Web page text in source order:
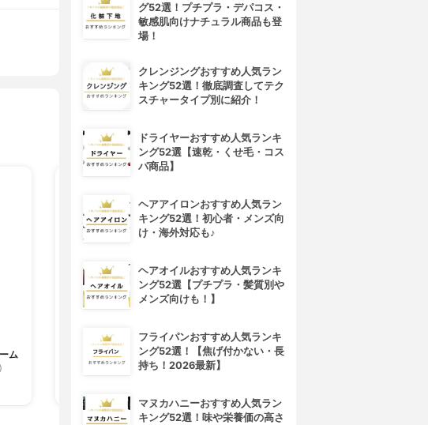
ム
HAN.d(ハンド)
シロジャム
3.92(9)
L'OCCITANE(ロクシタン)
シア ハンドクリーム
グ52選！プチプラ・デパコス・
敏感肌向けナチュラル商品も登
場！
クレンジングおすすめ人気ラン
キング52選！徹底調査してテク
スチャータイプ別に紹介！
ドライヤーおすすめ人気ランキ
ング52選【速乾・くせ毛・コス
パ商品】
ヘアアイロンおすすめ人気ラン
キング52選！初心者・メンズ向
け・海外対応も♪
ヘアオイルおすすめ人気ランキ
ング52選【プチプラ・髪質別や
メンズ向けも！】
フライパンおすすめ人気ランキ
ング52選！【焦げ付かない・長
持ち！2026最新】
マヌカハニーおすすめ人気ラン
キング52選！味や栄養価の高さ